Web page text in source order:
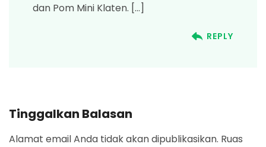
dan Pom Mini Klaten. […]
REPLY
Tinggalkan Balasan
Alamat email Anda tidak akan dipublikasikan. Ruas